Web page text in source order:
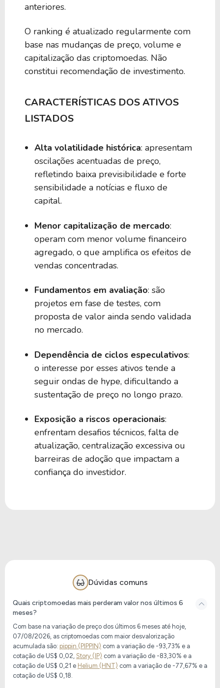
anteriores.
O ranking é atualizado regularmente com
base nas mudanças de preço, volume e
capitalização das criptomoedas. Não
constitui recomendação de investimento.
CARACTERÍSTICAS DOS ATIVOS
LISTADOS
Alta volatilidade histórica: apresentam
oscilações acentuadas de preço,
refletindo baixa previsibilidade e forte
sensibilidade a notícias e fluxo de
capital.
Menor capitalização de mercado:
operam com menor volume financeiro
agregado, o que amplifica os efeitos de
vendas concentradas.
Fundamentos em avaliação: são
projetos em fase de testes, com
proposta de valor ainda sendo validada
no mercado.
Dependência de ciclos especulativos:
o interesse por esses ativos tende a
seguir ondas de hype, dificultando a
sustentação de preço no longo prazo.
Exposição a riscos operacionais:
enfrentam desafios técnicos, falta de
atualização, centralização excessiva ou
barreiras de adoção que impactam a
confiança do investidor.
Dúvidas comuns
Quais criptomoedas mais perderam valor nos últimos 6
meses?
Com base na variação de preço dos últimos 6 meses até hoje,
07/08/2026, as criptomoedas com maior desvalorização
acumulada são: pippin (PIPPIN) com a variação de -93,73% e a
cotação de US$ 0,02, Story (IP) com a variação de -83,30% e a
cotação de US$ 0,21 e Helium (HNT) com a variação de -77,67% e a
cotação de US$ 0,18.